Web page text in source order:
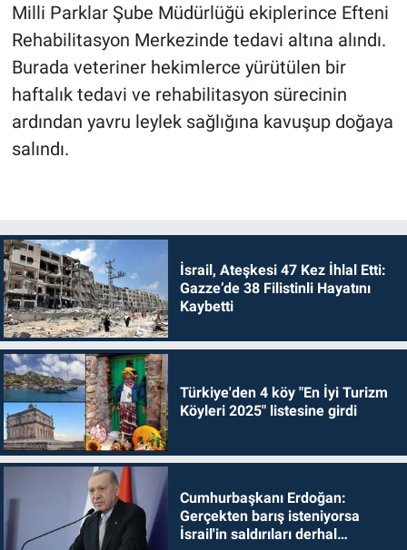
Milli Parklar Şube Müdürlüğü ekiplerince Efteni
Rehabilitasyon Merkezinde tedavi altına alındı.
Burada veteriner hekimlerce yürütülen bir
haftalık tedavi ve rehabilitasyon sürecinin
ardından yavru leylek sağlığına kavuşup doğaya
salındı.
İsrail, Ateşkesi 47 Kez İhlal Etti:
Gazze’de 38 Filistinli Hayatını
Kaybetti
Türkiye'den 4 köy "En İyi Turizm
Köyleri 2025" listesine girdi
Cumhurbaşkanı Erdoğan:
Gerçekten barış isteniyorsa
İsrail'in saldırıları derhal